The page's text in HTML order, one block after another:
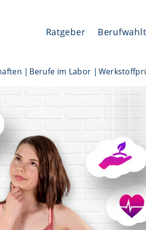
Ratgeber
Berufe im Labor